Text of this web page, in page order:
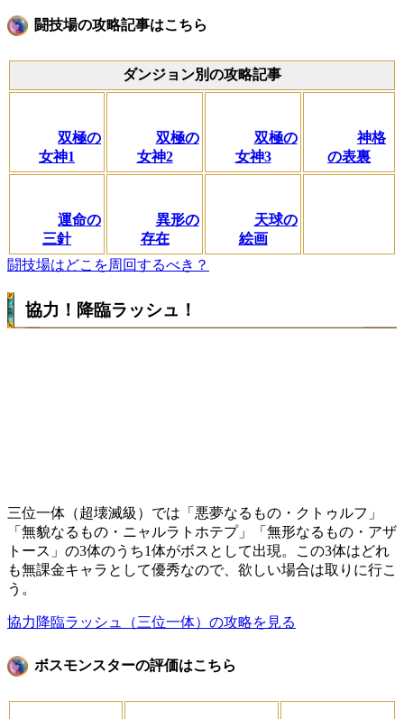
闘技場の攻略記事はこちら
ダンジョン別の攻略記事
双極の
女神1
双極の
女神2
双極の
女神3
神格
の表裏
運命の
三針
異形の
存在
天球の
絵画
闘技場はどこを周回するべき？
協力！降臨ラッシュ！
三位一体（超壊滅級）では「悪夢なるもの・クトゥルフ」
「無貌なるもの・ニャルラトホテプ」「無形なるもの・アザ
トース」の3体のうち1体がボスとして出現。この3体はどれ
も無課金キャラとして優秀なので、欲しい場合は取りに行こ
う。
協力降臨ラッシュ（三位一体）の攻略を見る
ボスモンスターの評価はこちら